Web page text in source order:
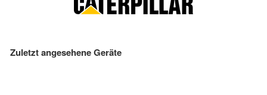
Zuletzt angesehene Geräte